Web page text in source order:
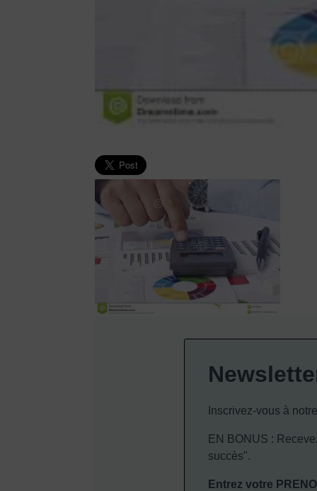
Inscrivez-vous à
EN BONUS :
succès".
Entrez votre